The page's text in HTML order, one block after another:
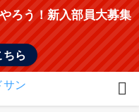
ろう！新入部員大募集
ちら